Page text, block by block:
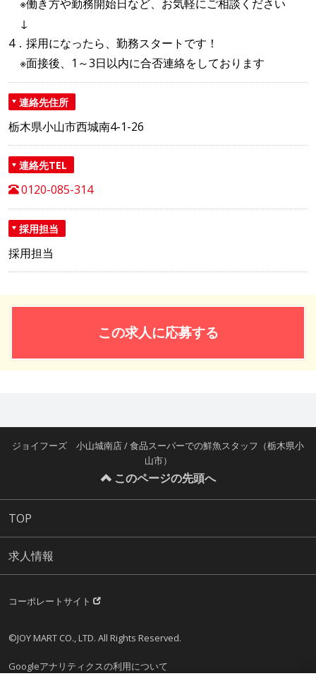
※働き方や勤務開始日など、お気軽にご相談ください
↓
4．採用になったら、勤務スタートです！
※面接後、1～3日以内に合否連絡をしております
連絡先住所
栃木県小山市西城南4-1-26
連絡先TEL
0120-085-314
採用担当
採用担当
この求人に応募する
ジョイフーズ 小山城南店 / 食品スーパーでの鮮魚スタッフ（栃木県小
山市）
このページの先頭へ
TOP
求人情報
コーポレートサイト
©JOY MART CO., LTD. All Rights Reserved.
Googleアナリティクスの利用について